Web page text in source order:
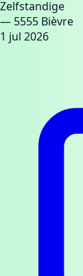
Zelfstandige
— 5555 Bièvre
1 jul 2026